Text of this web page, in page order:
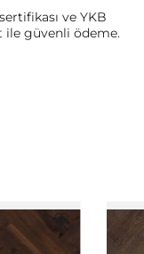
ve YKB
ile güvenli ödeme.